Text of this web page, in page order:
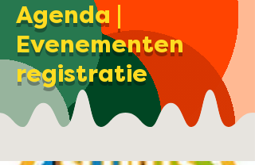
Agenda |
Evenementen
registratie